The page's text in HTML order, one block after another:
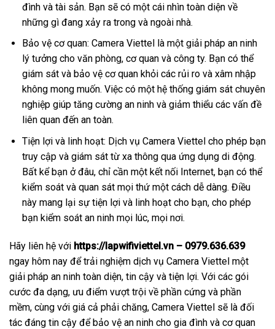
đình và tài sản. Bạn sẽ có một cái nhìn toàn diện về
những gì đang xảy ra trong và ngoài nhà.
Bảo vệ cơ quan: Camera Viettel là một giải pháp an ninh
lý tưởng cho văn phòng, cơ quan và công ty. Bạn có thể
giám sát và bảo vệ cơ quan khỏi các rủi ro và xâm nhập
không mong muốn. Việc có một hệ thống giám sát chuyên
nghiệp giúp tăng cường an ninh và giảm thiểu các vấn đề
liên quan đến an toàn.
Tiện lợi và linh hoạt: Dịch vụ Camera Viettel cho phép bạn
truy cập và giám sát từ xa thông qua ứng dụng di động.
Bất kể bạn ở đâu, chỉ cần một kết nối Internet, bạn có thể
kiểm soát và quan sát mọi thứ một cách dễ dàng. Điều
này mang lại sự tiện lợi và linh hoạt cho bạn, cho phép
bạn kiểm soát an ninh mọi lúc, mọi nơi.
Hãy liên hệ với https://lapwifiviettel.vn – 0979.636.639
ngay hôm nay để trải nghiệm dịch vụ Camera Viettel một
giải pháp an ninh toàn diện, tin cậy và tiện lợi. Với các gói
cước đa dạng, ưu điểm vượt trội về phần cứng và phần
mềm, cùng với giá cả phải chăng, Camera Viettel sẽ là đối
tác đáng tin cậy để bảo vệ an ninh cho gia đình và cơ quan